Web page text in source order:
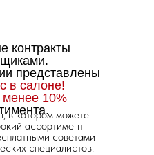
контракты
представлены
в салоне!
менее 10%
в котором можете
ассортимент
советами
специалистов.